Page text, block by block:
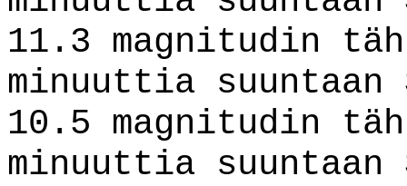
11.3 magnitudin
minuuttia suuntaan
10.5 magnitudin
minuuttia suuntaan